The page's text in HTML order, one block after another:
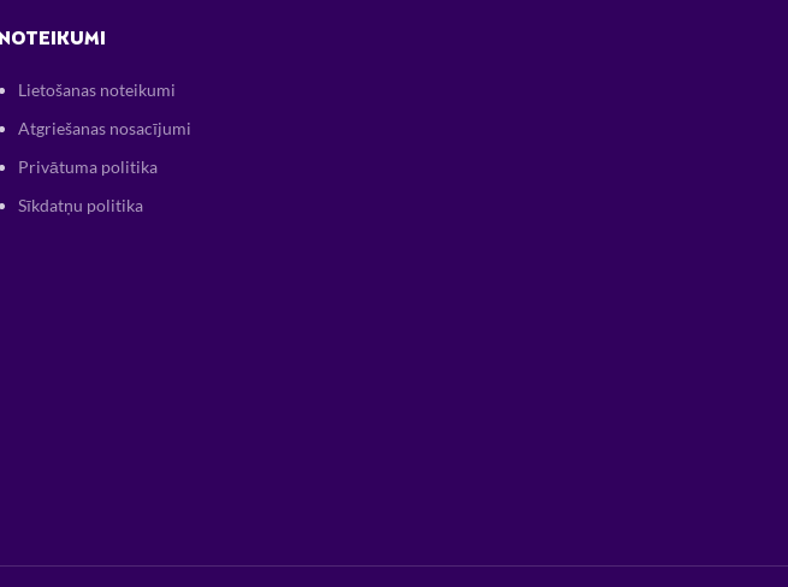
NOTEIKUMI
Lietošanas noteikumi
Atgriešanas nosacījumi
Privātuma politika
Sīkdatņu politika